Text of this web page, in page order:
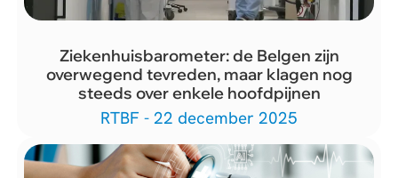
Ziekenhuisbarometer: de Belgen zijn
overwegend tevreden, maar klagen nog
steeds over enkele hoofdpijnen
RTBF - 22 december 2025